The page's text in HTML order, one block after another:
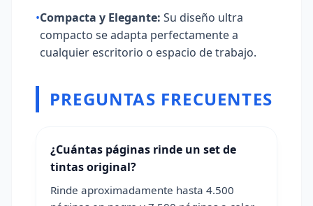
•Compacta y Elegante: Su diseño ultra
compacto se adapta perfectamente a
cualquier escritorio o espacio de trabajo.
PREGUNTAS FRECUENTES
¿Cuántas páginas rinde un set de
tintas original?
Rinde aproximadamente hasta 4.500